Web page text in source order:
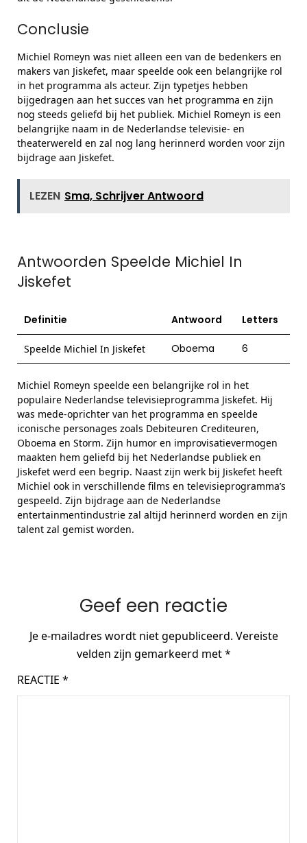
Conclusie
Michiel Romeyn was niet alleen een van de bedenkers en
makers van Jiskefet, maar speelde ook een belangrijke rol
in het programma als acteur. Zijn typetjes hebben
bijgedragen aan het succes van het programma en zijn
nog steeds geliefd bij het publiek. Michiel Romeyn is een
belangrijke naam in de Nederlandse televisie- en
theaterwereld en zal nog lang herinnerd worden voor zijn
bijdrage aan Jiskefet.
LEZEN Sma, Schrijver Antwoord
Antwoorden Speelde Michiel In
Jiskefet
Definitie Antwoord Letters
Speelde Michiel In Jiskefet Oboema 6
Michiel Romeyn speelde een belangrijke rol in het
populaire Nederlandse televisieprogramma Jiskefet. Hij
was mede-oprichter van het programma en speelde
iconische personages zoals Debiteuren Crediteuren,
Oboema en Storm. Zijn humor en improvisatievermogen
maakten hem geliefd bij het Nederlandse publiek en
Jiskefet werd een begrip. Naast zijn werk bij Jiskefet heeft
Michiel ook in verschillende films en televisieprogramma’s
gespeeld. Zijn bijdrage aan de Nederlandse
entertainmentindustrie zal altijd herinnerd worden en zijn
talent zal gemist worden.
Geef een reactie
Je e-mailadres wordt niet gepubliceerd. Vereiste
velden zijn gemarkeerd met*
REACTIE *